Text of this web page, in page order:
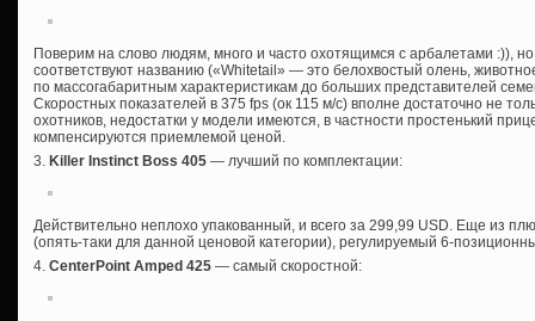
Поверим на слово людям, много и часто охотящимся с арбалетами :)),
соответствуют названию («Whitetail» — это белохвостый олень,
по массогабаритным характеристикам до больших представителей
Скоростных показателей в 375 fps (ок 115 м/с) вполне достаточно не
охотников, недостатки у модели имеются, в частности простенький
компенсируются приемлемой ценой.
3. Killer Instinct Boss 405 — лучший по комплектации:
Действительно неплохо упакованный, и всего за 299,99 USD. Еще из
(опять-таки для данной ценовой категории), регулируемый 6-
4. CenterPoint Amped 425 — самый скоростной: